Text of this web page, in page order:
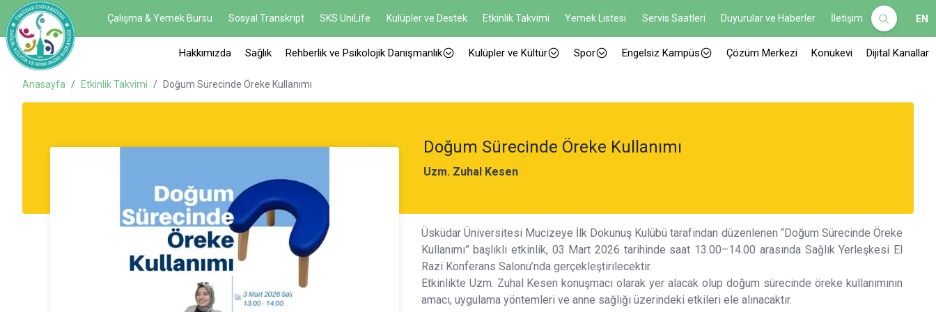
Çalışma & Yemek Bursu Sosyal Transkript SKS UniLife Kulüpler ve Destek Etkinlik Takvimi Yemek Listesi Servis Saatleri Duyurular ve Haberler İletişim EN
Hakkımızda Sağlık Rehberlik ve Psikolojik Danışmanlık Kulüpler ve Kültür Spor Engelsiz Kampüs Çözüm Merkezi Konukevi Dijital Kanallar
Anasayfa / Etkinlik Takvimi / Doğum Sürecinde Öreke Kullanımı
Doğum Sürecinde Öreke Kullanımı
Uzm. Zuhal Kesen
Üsküdar Üniversitesi Mucizeye İlk Dokunuş Kulübü tarafından düzenlenen “Doğum Sürecinde Öreke
Kullanımı” başlıklı etkinlik, 03 Mart 2026 tarihinde saat 13.00–14.00 arasında Sağlık Yerleşkesi El
Razi Konferans Salonu’nda gerçekleştirilecektir.
Etkinlikte Uzm. Zuhal Kesen konuşmacı olarak yer alacak olup doğum sürecinde öreke kullanımının
amacı, uygulama yöntemleri ve anne sağlığı üzerindeki etkileri ele alınacaktır.